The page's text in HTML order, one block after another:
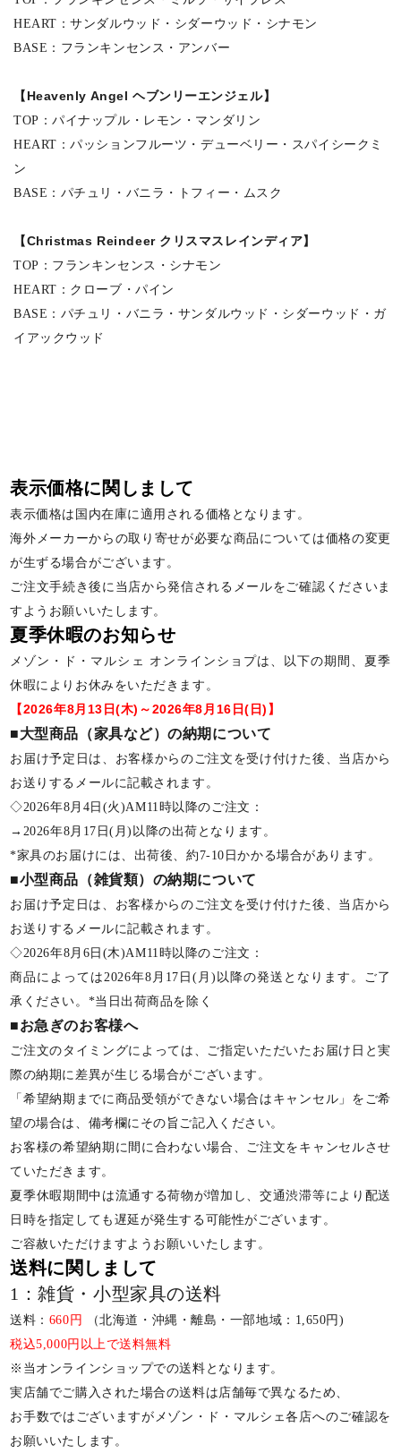
HEART：サンダルウッド・シダーウッド・シナモン
BASE：フランキンセンス・アンバー
【Heavenly Angel ヘブンリーエンジェル】
TOP：パイナップル・レモン・マンダリン
HEART：パッションフルーツ・デューベリー・スパイシークミ
ン
BASE：パチュリ・バニラ・トフィー・ムスク
【Christmas Reindeer クリスマスレインディア】
TOP：フランキンセンス・シナモン
HEART：クローブ・パイン
BASE：パチュリ・バニラ・サンダルウッド・シダーウッド・ガ
イアックウッド
表示価格に関しまして
表示価格は国内在庫に適用される価格となります。
海外メーカーからの取り寄せが必要な商品については価格の変更
が生ずる場合がございます。
ご注文手続き後に当店から発信されるメールをご確認くださいま
すようお願いいたします。
夏季休暇のお知らせ
メゾン・ド・マルシェ オンラインショプは、以下の期間、夏季
休暇によりお休みをいただきます。
【2026年8月13日(木)～2026年8月16日(日)】
■大型商品（家具など）の納期について
お届け予定日は、お客様からのご注文を受け付けた後、当店から
お送りするメールに記載されます。
◇2026年8月4日(火)AM11時以降のご注文：
→2026年8月17日(月)以降の出荷となります。
*家具のお届けには、出荷後、約7-10日かかる場合があります。
■小型商品（雑貨類）の納期について
お届け予定日は、お客様からのご注文を受け付けた後、当店から
お送りするメールに記載されます。
◇2026年8月6日(木)AM11時以降のご注文：
商品によっては2026年8月17日(月)以降の発送となります。ご了
承ください。*当日出荷商品を除く
■お急ぎのお客様へ
ご注文のタイミングによっては、ご指定いただいたお届け日と実
際の納期に差異が生じる場合がございます。
「希望納期までに商品受領ができない場合はキャンセル」をご希
望の場合は、備考欄にその旨ご記入ください。
お客様の希望納期に間に合わない場合、ご注文をキャンセルさせ
ていただきます。
夏季休暇期間中は流通する荷物が増加し、交通渋滞等により配送
日時を指定しても遅延が発生する可能性がございます。
ご容赦いただけますようお願いいたします。
送料に関しまして
1：雑貨・小型家具の送料
送料： 660円
（北海道・沖縄・離島・一部地域：1,650円)
税込5,000円以上で送料無料
※当オンラインショップでの送料となります。
実店舗でご購入された場合の送料は店舗毎で異なるため、
お手数ではございますがメゾン・ド・マルシェ各店へのご確認を
お願いいたします。